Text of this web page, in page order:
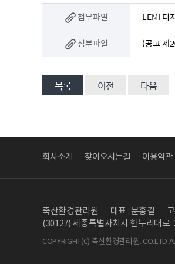
첨부파일 LEMI 디
첨부파일 (공고 제
목록 이전 다음
회사소개 찾아오시는길 이용약관
축산환경관리원 대표 : 문홍길
(30127) 세종특별자치시 한누리대로
COPYRIGHT(C) 축산환경관리원. CO.LTD